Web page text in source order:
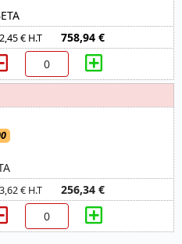
€ H.T 758,94 €
€ H.T 256,34 €